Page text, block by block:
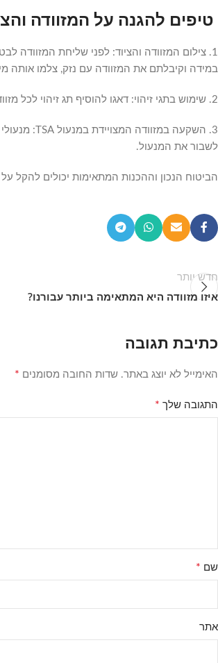
טיפים להגנה על המזוודה
1. צילום המזוודה והציוד: לפני שליחת
במידה וקיבלתם את המזוודה עם נזק, צלמו אותה
2. שימוש בתגי זיהוי: דאגו להוסיף תג זיהוי לכל מזוודה עם שמכם, כתובת, ופרטי קשר. זה יכול לעזור במקרה של אובדן או איחור בהגעת המזוודה.
לשבור את המנעול.
הביטוח הנכון וההכנות המתאימות יכולים להקל
חדש יותר
איזו מזוודה היא המתאימה ביותר עבורנו?
כתיבת תגובה
האימייל לא יוצג באתר. שדות החובה מסומנים *
התגובה שלך *
שם *
אתר